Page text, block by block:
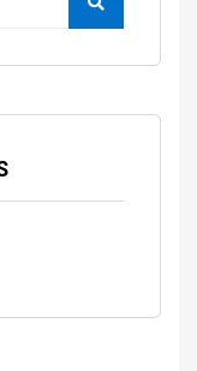
en Sevilla